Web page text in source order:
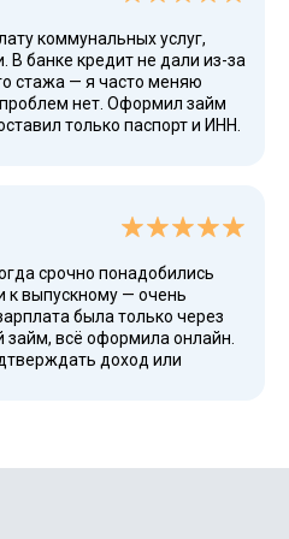
пять дней, когда
удобно хранятся
момент скачать
пользоваться еще при
коммунальных услуг,
В банке кредит не дали из-за
стажа — я часто меняю
нет. Оформил займ
только паспорт и ИНН.
продлить срок, если
ставки
Погасил в срок, все
работает легально,
Рекомендую как
получения денег без
срочно понадобились
к выпускному — очень
была только через
всё оформила онлайн.
доход или
досрочно без